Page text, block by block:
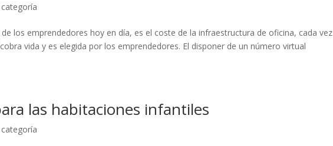
categoría
los emprendedores hoy en día, es el coste de la infraestructura de oficina, cada vez
vida y es elegida por los emprendedores. El disponer de un número virtual
las habitaciones infantiles
categoría